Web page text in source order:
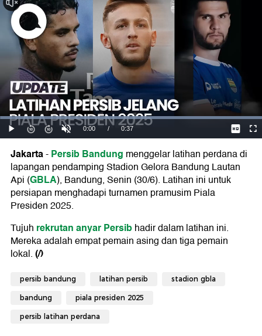
Jakarta-Persib Bandung menggelar latihan perdana di
lapangan pendamping Stadion Gelora Bandung Lautan
Api (GBLA), Bandung, Senin (30/6). Latihan ini untuk
persiapan menghadapi turnamen pramusim Piala
Presiden 2025.
Tujuh rekrutan anyar Persibhadir dalam latihan ini.
Mereka adalah empat pemain asing dan tiga pemain
lokal.(/)
persib bandung latihan persib stadion gbla
bandung piala presiden 2025
persib latihan perdana